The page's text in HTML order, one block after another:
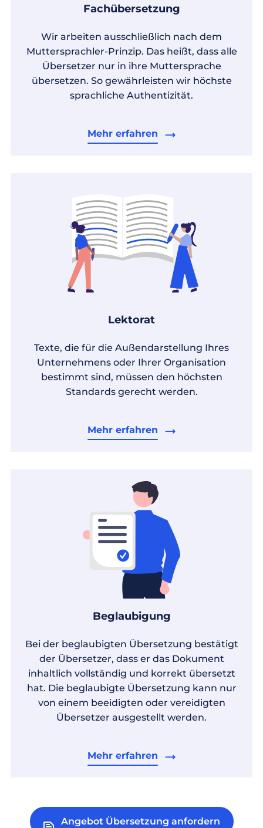
Fachübersetzung
Wir arbeiten ausschließlich nach dem
Muttersprachler-Prinzip. Das heißt, dass alle
Übersetzer nur in ihre Muttersprache
übersetzen. So gewährleisten wir höchste
sprachliche Authentizität.
Mehr erfahren
Lektorat
Texte, die für die Außendarstellung Ihres
Unternehmens oder Ihrer Organisation
bestimmt sind, müssen den höchsten
Standards gerecht werden.
Mehr erfahren
Beglaubigung
Bei der beglaubigten Übersetzung bestätigt
der Übersetzer, dass er das Dokument
inhaltlich vollständig und korrekt übersetzt
hat. Die beglaubigte Übersetzung kann nur
von einem beeidigten oder vereidigten
Übersetzer ausgestellt werden.
Mehr erfahren
Angebot Übersetzung anfordern